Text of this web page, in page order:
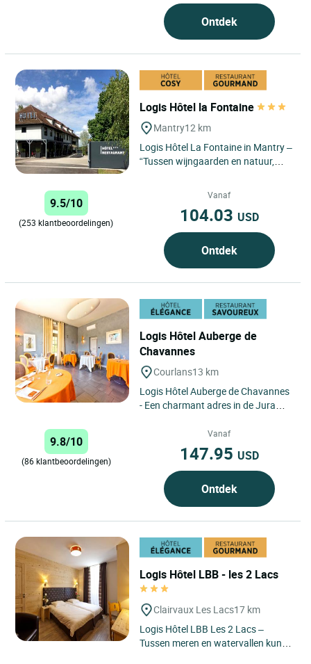
Ontdek
Logis Hôtel la Fontaine
Mantry12 km
Logis Hôtel La Fontaine in Mantry –
“Tussen wijngaarden en natuur,
9.5/10
(253 klantbeoordelingen)
Vanaf
104.03 USD
Ontdek
Logis Hôtel Auberge de
Chavannes
Courlans13 km
Logis Hôtel Auberge de Chavannes
- Een charmant adres in de Jura
lokale ontdekkingen samenkomen.
9.8/10
(86 klantbeoordelingen)
Vanaf
147.95 USD
Ontdek
Logis Hôtel LBB - les 2 Lacs
Clairvaux Les Lacs17 km
Logis Hôtel LBB Les 2 Lacs –
Tussen meren en watervallen kunt u